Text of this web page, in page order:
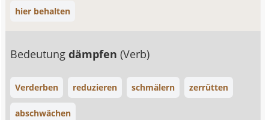
hier behalten
Bedeutungdämpfen(Verb)
Verderben reduzieren schmälern zerrütten
abschwächen